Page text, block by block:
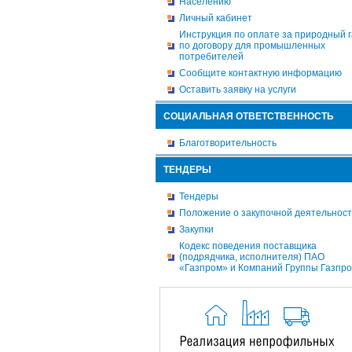
Личный кабинет
Инструкция по оплате за природный
по договору для промышленных
потребителей
Сообщите контактную информацию
Оставить заявку на услуги
СОЦИАЛЬНАЯ ОТВЕТСТВЕННОСТЬ
Благотворительность
ТЕНДЕРЫ
Тендеры
Положение о закупочной
Закупки
Кодекс поведения поставщика
(подрядчика, исполнителя) ПАО
«Газпром» и Компаний Группы